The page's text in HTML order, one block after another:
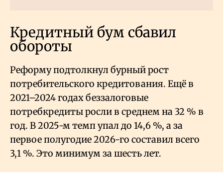
Кредитный бум сбавил
обороты
Реформу подтолкнул бурный рост
потребительского кредитования. Ещё в
2021–2024 годах беззалоговые
потребкредиты росли в среднем на 32 % в
год. В 2025-м темп упал до 14,6 %, а за
первое полугодие 2026-го составил всего
3,1 %. Это минимум за шесть лет.